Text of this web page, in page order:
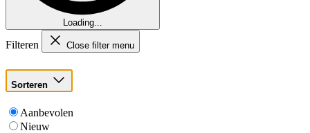
Loading...
Filteren Close filter menu
Sorteren
Aanbevolen
Nieuw